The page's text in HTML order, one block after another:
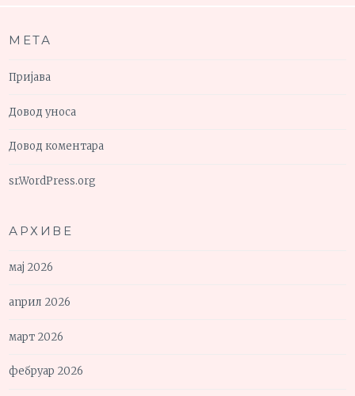
МЕТА
Пријава
Довод уноса
Довод коментара
sr.WordPress.org
АРХИВЕ
мај 2026
април 2026
март 2026
фебруар 2026